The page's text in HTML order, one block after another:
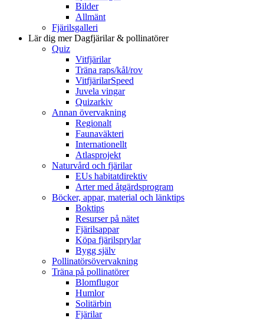
Bilder
Allmänt
Fjärilsgalleri
Lär dig merDagfjärilar & pollinatörer
Quiz
Vitfjärilar
Träna raps/kål/rov
VitfjärilarSpeed
Juvela vingar
Quizarkiv
Annan övervakning
Regionalt
Faunaväkteri
Internationellt
Atlasprojekt
Naturvård och fjärilar
EUs habitatdirektiv
Arter med åtgärdsprogram
Böcker, appar, material och länktips
Boktips
Resurser på nätet
Fjärilsappar
Köpa fjärilsprylar
Bygg själv
Pollinatörsövervakning
Träna på pollinatörer
Blomflugor
Humlor
Solitärbin
Fjärilar